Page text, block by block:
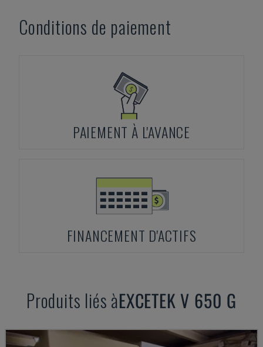
Conditions de paiement
PAIEMENT À L'AVANCE
FINANCEMENT D'ACTIFS
Produits liés àEXCETEK V 650 G